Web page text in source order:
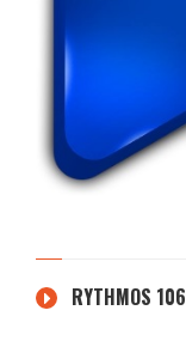
RYTHMOS 106